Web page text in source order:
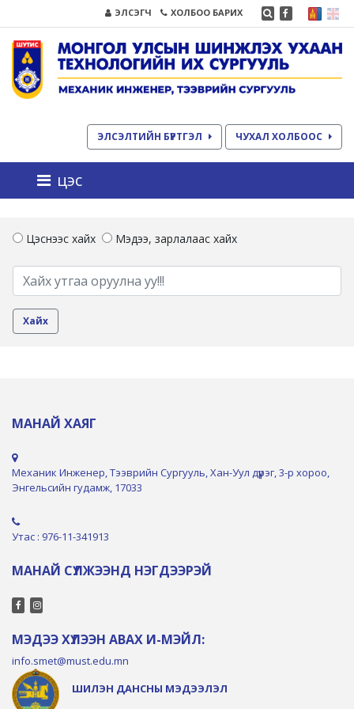
ЭЛСЭГЧ ХОЛБОО БАРИХ
ЭЛСЭЛТИЙН БҮРТГЭЛ ЧУХАЛ ХОЛБООС
цэс
Цэснээс хайх Мэдээ, зарлалаас хайх
МАНАЙ ХАЯГ
Механик Инженер, Тээврийн Сургууль, Хан-Уул дүүрэг, 3-р хороо,
Энгельсийн гудамж, 17033
Утас : 976-11-341913
МАНАЙ СҮЛЖЭЭНД НЭГДЭЭРЭЙ
МЭДЭЭ ХҮЛЭЭН АВАХ И-МЭЙЛ:
info.smet@must.edu.mn
ШИЛЭН ДАНСНЫ МЭДЭЭЛЭЛ